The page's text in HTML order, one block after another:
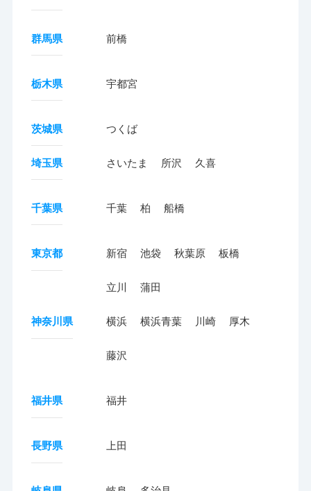
群馬県 前橋
栃木県 宇都宮
茨城県 つくば
埼玉県 さいたま 所沢 久喜
千葉県 千葉 柏 船橋
東京都 新宿 池袋 秋葉原 板橋
立川 蒲田
神奈川県 横浜 横浜青葉 川崎 厚木
藤沢
福井県 福井
長野県 上田